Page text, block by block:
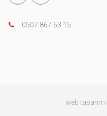
0507 867 63 15
web tasarım